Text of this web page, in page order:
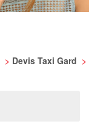
> Devis Taxi Gard >